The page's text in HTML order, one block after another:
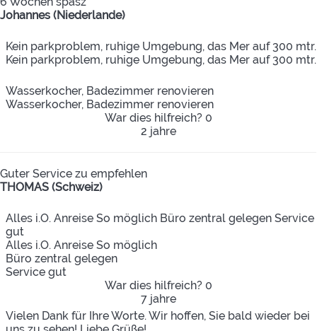
Johannes (Niederlande)
Kein parkproblem, ruhige Umgebung, das Mer auf 300 mtr.
Kein parkproblem, ruhige Umgebung, das Mer auf 300 mtr.
Wasserkocher, Badezimmer renovieren
Wasserkocher, Badezimmer renovieren
War dies hilfreich? 0
2 jahre
Guter Service zu empfehlen
THOMAS (Schweiz)
Alles i.O. Anreise So möglich Büro zentral gelegen Service
gut
Alles i.O. Anreise So möglich
Büro zentral gelegen
Service gut
War dies hilfreich? 0
7 jahre
Vielen Dank für Ihre Worte. Wir hoffen, Sie bald wieder bei